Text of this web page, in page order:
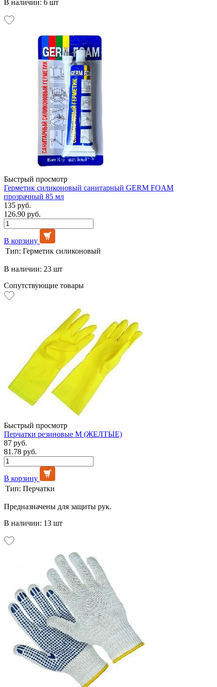
В наличии: 6 шт
Быстрый просмотр
Герметик силиконовый санитарный GERM FOAM
прозрачный 85 мл
135 руб.
126.90 руб.
В корзину
Тип: Герметик силиконовый
В наличии: 23 шт
Сопутствующие товары
Быстрый просмотр
Перчатки резиновые М (ЖЕЛТЫЕ)
87 руб.
81.78 руб.
В корзину
Тип: Перчатки
Предназначены для защиты рук.
В наличии: 13 шт